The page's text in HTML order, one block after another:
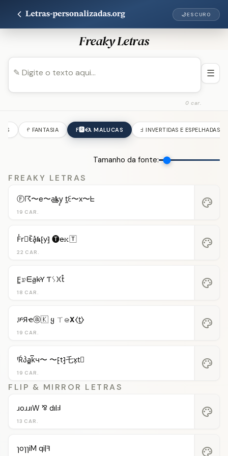
🌙ESCURO
Freaky Letras
0 car.
☰
ᠻ FANTASIA F🆁ꈼƛ MALUCAS Ⅎ INVERTIDAS E ESPELHADAS
Tamanho da fonte:
FREAKY LETRAS
19 CAR.
Ⓕ☈〜e〜a͢𝐤y͙ t̼ꏂ〜x〜ᖶ palette
22 CAR.
F̾r⃝ꍟa͓̽𝖐⁅y⁆ 🅣e̴𝚡🅃 palette
18 CAR.
F̳𝚛̷ᗴa̺k̷Ƴ Ƭᛊ𐠷t̊ palette
19 CAR.
ቻЯҽⓐ🇰 ყ ㄒ𝚎̷𝝬⧼t̼⧽ palette
19 CAR.
ᶠŔპa̳k͆ч〜 〜⁅t⁆乇x͎t⃒ palette
FLIP & MIRROR LETRAS
13 CAR.
ɹoɹɹıW ⅋ dılℲ palette
ɿoɿɿiM qi|ꟻ palette